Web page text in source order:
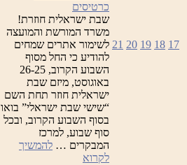
17
18
19
20
21
כרטיסים
שבת ישראלית חוזרת!
משרד המורשת והמועצה
לשימור אתרים שמחים
להודיע כי החל מסוף
השבוע הקרוב, 26-25
באוגוסט, מיזם שבת
ישראלית חוזר תחת השם
“שישי שבת ישראלי” בואו
בסוף השבוע הקרוב, ובכל
סוף שבוע, למרכז
המבקרים … להמשיך
לקרוא